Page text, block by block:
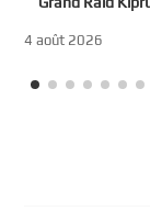
4 août 2026